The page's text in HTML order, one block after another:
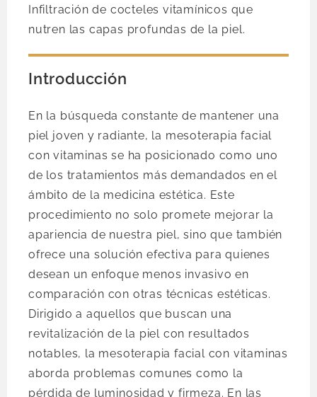
Infiltración de cocteles vitamínicos que
nutren las capas profundas de la piel.
Introducción
En la búsqueda constante de mantener una
piel joven y radiante, la mesoterapia facial
con vitaminas se ha posicionado como uno
de los tratamientos más demandados en el
ámbito de la medicina estética. Este
procedimiento no solo promete mejorar la
apariencia de nuestra piel, sino que también
ofrece una solución efectiva para quienes
desean un enfoque menos invasivo en
comparación con otras técnicas estéticas.
Dirigido a aquellos que buscan una
revitalización de la piel con resultados
notables, la mesoterapia facial con vitaminas
aborda problemas comunes como la
pérdida de luminosidad y firmeza. En las